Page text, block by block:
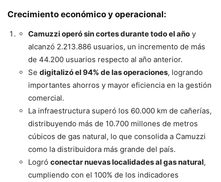
Crecimiento económico y operacional:
Camuzzi operó sin cortes durante todo el año y
alcanzó 2.213.886 usuarios, un incremento de más
de 44.200 usuarios respecto al año anterior.
Se digitalizó el 94% de las operaciones, logrando
importantes ahorros y mayor eficiencia en la gestión
comercial.
La infraestructura superó los 60.000 km de cañerías,
distribuyendo más de 10.700 millones de metros
cúbicos de gas natural, lo que consolida a Camuzzi
como la distribuidora más grande del país.
Logró conectar nuevas localidades al gas natural,
cumpliendo con el 100% de los indicadores